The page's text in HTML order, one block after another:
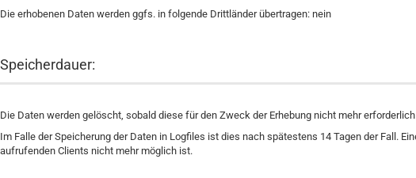
Die erhobenen Daten werden ggfs. in folgende Drittländer übertragen: nein
Speicherdauer:
Die Daten werden gelöscht, sobald diese für den Zweck der Erhebung nicht mehr
Im Falle der Speicherung der Daten in Logfiles ist dies nach spätestens 14 Tagen der Fall.
aufrufenden Clients nicht mehr möglich ist.